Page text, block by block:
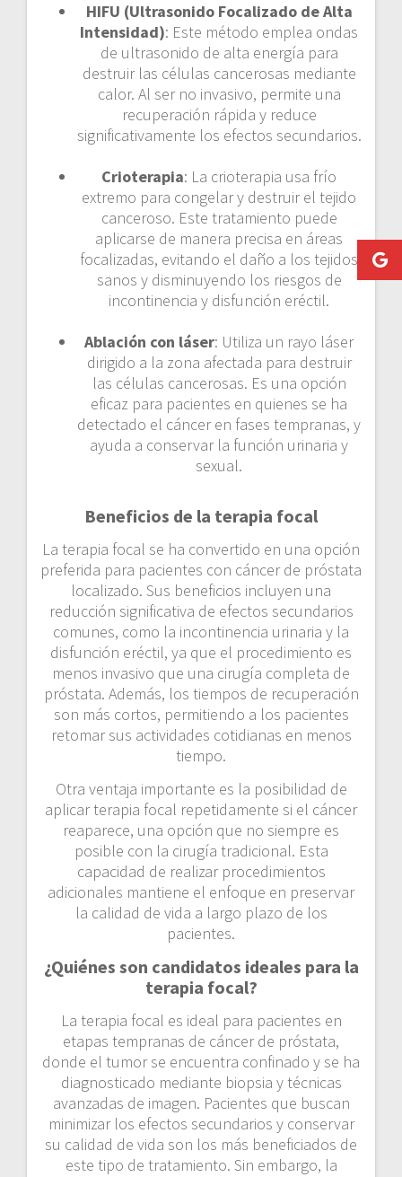
HIFU (Ultrasonido Focalizado de Alta
Intensidad): Este método emplea ondas
de ultrasonido de alta energía para
destruir las células cancerosas mediante
calor. Al ser no invasivo, permite una
recuperación rápida y reduce
significativamente los efectos secundarios.
Crioterapia: La crioterapia usa frío
extremo para congelar y destruir el tejido
canceroso. Este tratamiento puede
aplicarse de manera precisa en áreas
focalizadas, evitando el daño a los tejidos
sanos y disminuyendo los riesgos de
incontinencia y disfunción eréctil.
Ablación con láser: Utiliza un rayo láser
dirigido a la zona afectada para destruir
las células cancerosas. Es una opción
eficaz para pacientes en quienes se ha
detectado el cáncer en fases tempranas, y
ayuda a conservar la función urinaria y
sexual.
Beneficios de la terapia focal
La terapia focal se ha convertido en una opción
preferida para pacientes con cáncer de próstata
localizado. Sus beneficios incluyen una
reducción significativa de efectos secundarios
comunes, como la incontinencia urinaria y la
disfunción eréctil, ya que el procedimiento es
menos invasivo que una cirugía completa de
próstata. Además, los tiempos de recuperación
son más cortos, permitiendo a los pacientes
retomar sus actividades cotidianas en menos
tiempo.
Otra ventaja importante es la posibilidad de
aplicar terapia focal repetidamente si el cáncer
reaparece, una opción que no siempre es
posible con la cirugía tradicional. Esta
capacidad de realizar procedimientos
adicionales mantiene el enfoque en preservar
la calidad de vida a largo plazo de los
pacientes.
¿Quiénes son candidatos ideales para la
terapia focal?
La terapia focal es ideal para pacientes en
etapas tempranas de cáncer de próstata,
donde el tumor se encuentra confinado y se ha
diagnosticado mediante biopsia y técnicas
avanzadas de imagen. Pacientes que buscan
minimizar los efectos secundarios y conservar
su calidad de vida son los más beneficiados de
este tipo de tratamiento. Sin embargo, la